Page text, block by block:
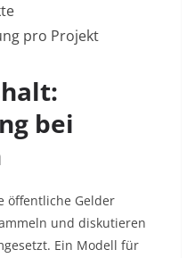
pro Projekt
bei
öffentliche Gelder
und diskutieren
Ein Modell für